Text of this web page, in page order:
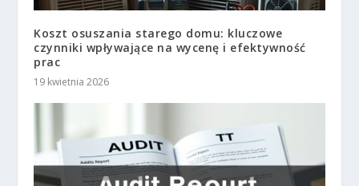
Koszt osuszania starego domu: kluczowe
czynniki wpływające na wycenę i efektywność
prac
19 kwietnia 2026